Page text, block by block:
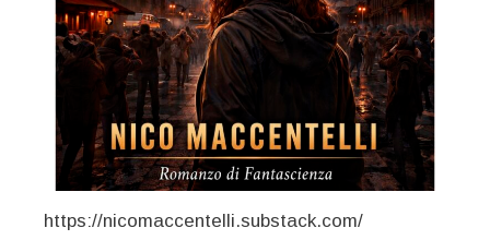
https://nicomaccentelli.substack.com/